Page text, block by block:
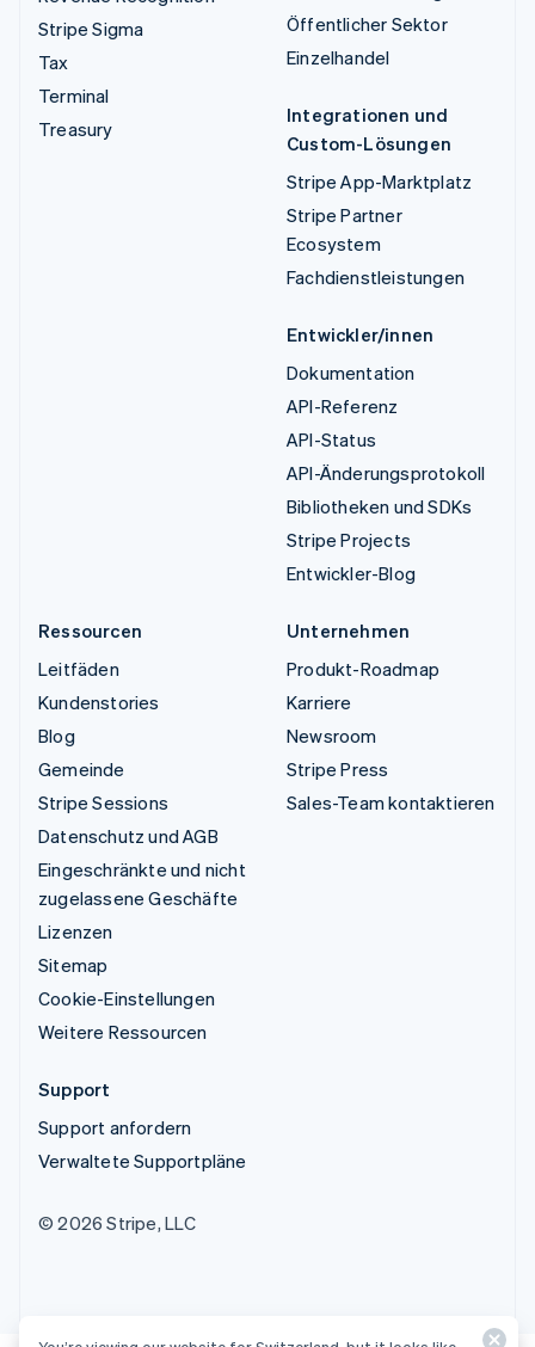
Stripe Sigma
Tax
Terminal
Treasury
Öffentlicher Sektor
Einzelhandel
Integrationen und
Custom-Lösungen
Stripe App-Marktplatz
Stripe Partner
Ecosystem
Fachdienstleistungen
Entwickler/innen
Dokumentation
API-Referenz
API-Status
API-Änderungsprotokoll
Bibliotheken und SDKs
Stripe Projects
Entwickler-Blog
Ressourcen
Leitfäden
Kundenstories
Blog
Gemeinde
Stripe Sessions
Datenschutz und AGB
Eingeschränkte und nicht
zugelassene Geschäfte
Lizenzen
Sitemap
Cookie-Einstellungen
Weitere Ressourcen
Unternehmen
Produkt-Roadmap
Karriere
Newsroom
Stripe Press
Sales-Team kontaktieren
Support
Support anfordern
Verwaltete Supportpläne
© 2026 Stripe, LLC